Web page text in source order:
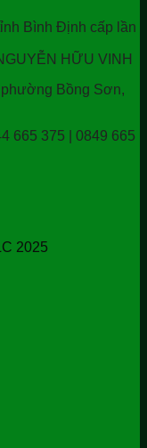
Bình Định cấp lần
HỮU VINH
Bồng Sơn,
665 375 | 0849 665
2025